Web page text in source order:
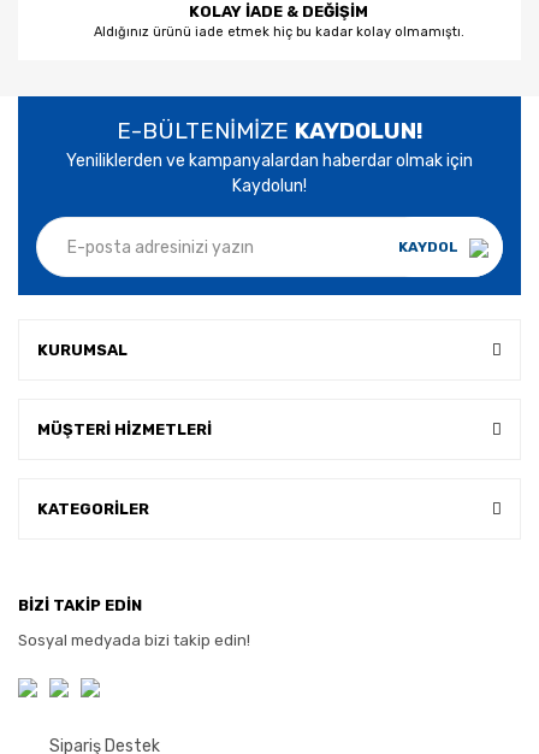
KOLAY İADE & DEĞİŞİM
Aldığınız ürünü iade etmek hiç bu kadar kolay olmamıştı.
E-BÜLTENİMİZE KAYDOLUN!
Yeniliklerden ve kampanyalardan haberdar olmak için
Kaydolun!
KAYDOL
KURUMSAL
MÜŞTERİ HİZMETLERİ
KATEGORİLER
BİZİ TAKİP EDİN
Sosyal medyada bizi takip edin!
Sipariş Destek